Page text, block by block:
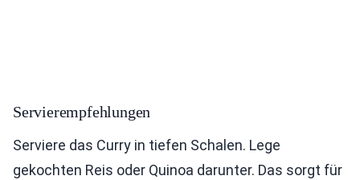
Servierempfehlungen
Serviere das Curry in tiefen Schalen. Lege
gekochten Reis oder Quinoa darunter. Das sorgt für